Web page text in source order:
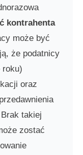
kontrahenta
może być
że podatnicy
roku)
oraz
takiej
zostać